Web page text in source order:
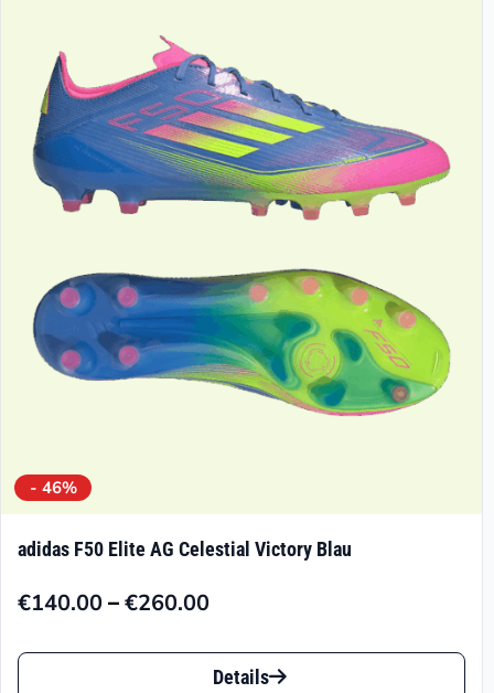
- 46%
adidas F50 Elite AG Celestial Victory Blau
€140.00–€260.00
Preisspanne:
€140.00
Dieses
Details